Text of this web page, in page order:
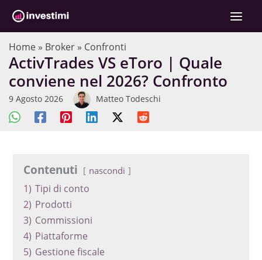
contenuto
Home » Broker » Confronti
ActivTrades VS eToro | Quale
conviene nel 2026? Confronto
9 Agosto 2026 Matteo Todeschi
Contenuti nascondi
1) Tipi di conto
2) Prodotti
3) Commissioni
4) Piattaforme
5) Gestione fiscale